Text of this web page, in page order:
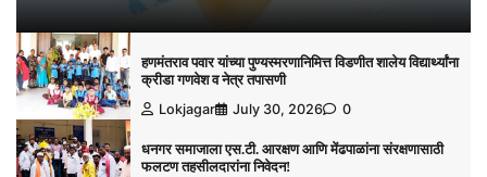
हणमंतराव पवार यांच्या पुण्यस्मरणानिमित्त विडणीत शालेय विद्यार्थ्यांना
क्रीडा गणवेश व नेत्र तपासणी
Lokjagar
July 30, 2026 0
धनगर समाजाला एस.टी. आरक्षण आणि मेंढपाळांना संरक्षणासाठी
फलटण तहसीलदारांना निवेदन!